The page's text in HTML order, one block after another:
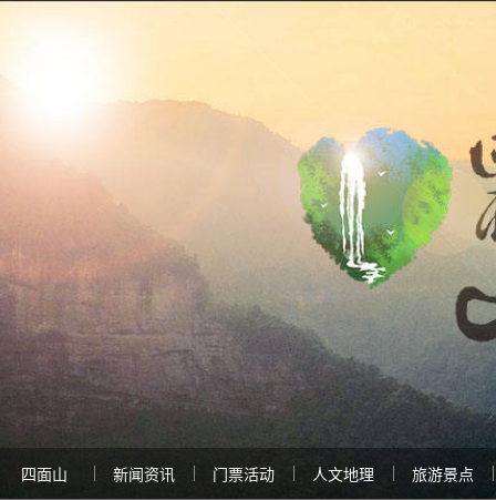
四面山 新闻资讯 门票活动 人文地理 旅游景点